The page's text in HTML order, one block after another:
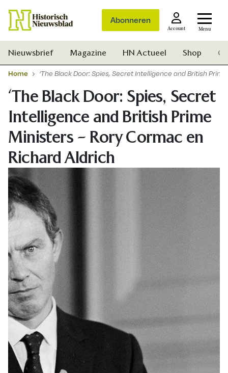
Abonneren
Account Menu
Nieuwsbrief Magazine HN Actueel Shop
Home ‘The Black Door: Spies, Secret Intelligence and British
‘The Black Door: Spies, Secret
Intelligence and British Prime
Ministers – Rory Cormac en
Richard Aldrich